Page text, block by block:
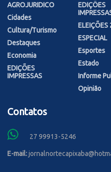
AGROJURIDICO
Cidades
Cultura/Turismo
Destaques
Economia
EDIÇÕES
IMPRESSAS
EDIÇÕES
ELEIÇÕES
ESPECIAL
Esportes
Estado
Informe
Opinião
Contatos
27 99913-5246
E-mail: